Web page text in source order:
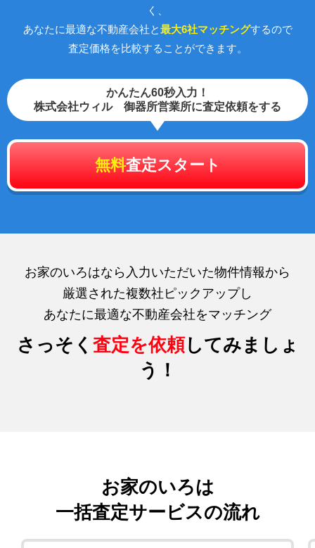
く、
あなたに最適な不動産会社と最大6社マッチングするので
査定価格を比較することができます。
かんたん60秒入力！
株式会社ウィル 御器所営業所に査定依頼をする
無料査定スタート
お家のいろはなら入力いただいた物件情報から
厳選された複数社ピックアップし
あなたに最適な不動産会社をマッチング
さっそく 査定を依頼してみましょ
う！
お家のいろは
一括査定サービスの流れ